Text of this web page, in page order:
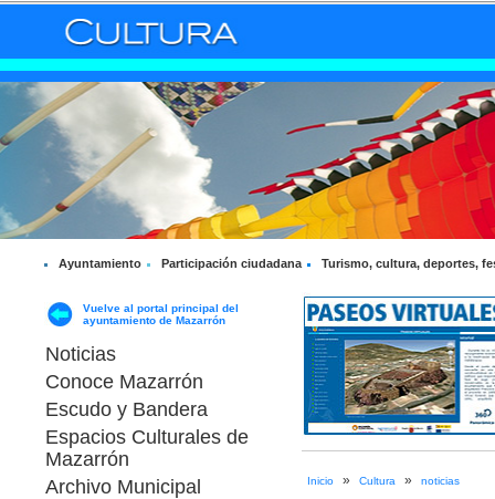
Ayuntamiento Participación ciudadana Turismo, cultura, deportes,
Vuelve al portal principal del
ayuntamiento de Mazarrón
Noticias
Conoce Mazarrón
Escudo y Bandera
Espacios Culturales de
Mazarrón
Archivo Municipal
Inicio » Cultura » noticias